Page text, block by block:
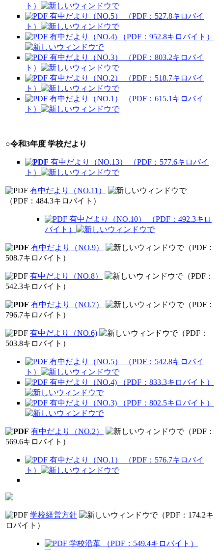
ト）
有中だより（NO.5） （PDF：527.8キロバイ
ト）
有中だより（NO.4) （PDF：952.8キロバイト）
有中だより（NO.3） （PDF：803.2キロバイ
ト）
有中だより（NO.2） （PDF：518.7キロバイ
ト）
有中だより（NO.1） （PDF：615.1キロバイ
ト）
○令和3年度 学校だより
有中だより（NO.13） （PDF：577.6キロバイ
ト）
有中だより（NO.11）
（PDF：484.3キロバイト）
有中だより（NO.10） （PDF：492.3キロ
バイト）
有中だより（NO.9）
（PDF：
508.7キロバイト）
有中だより（NO.8）
（PDF：
542.3キロバイト）
有中だより（NO.7）
（PDF：
796.7キロバイト）
有中だより（NO.6)
（PDF：
503.8キロバイト）
有中だより（NO.5） （PDF：542.8キロバイ
ト）
有中だより（NO.4) （PDF：833.3キロバイト）
有中だより（NO.3) （PDF：802.5キロバイト）
有中だより（NO.2）
（PDF：
569.6キロバイト）
有中だより（NO.1） （PDF：576.7キロバイ
ト）
学校経営方針
（PDF：174.2キ
ロバイト）
学校沿革 （PDF：549.4キロバイト）